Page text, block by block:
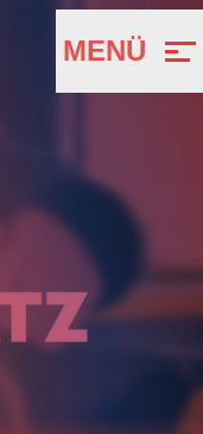
MENÜ